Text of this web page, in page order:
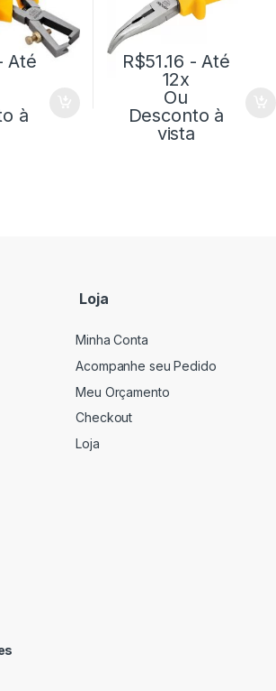
Até
à
R$51.16 - Até
12x
Ou
Desconto à
vista
Loja
Minha Conta
Acompanhe seu Pedido
Meu Orçamento
Checkout
Loja